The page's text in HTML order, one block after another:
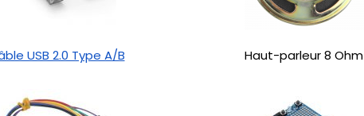
USB 2.0 Type A/B Haut-parleur 8 Ohm